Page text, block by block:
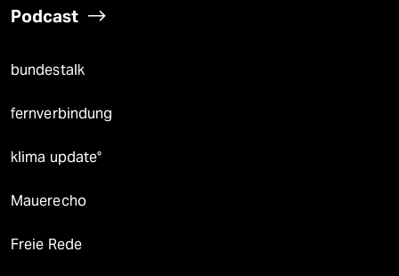
Podcast
bundestalk
fernverbindung
klima update°
Mauerecho
Freie Rede